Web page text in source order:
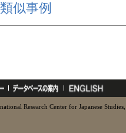
類似事例
Research Center for Japanese